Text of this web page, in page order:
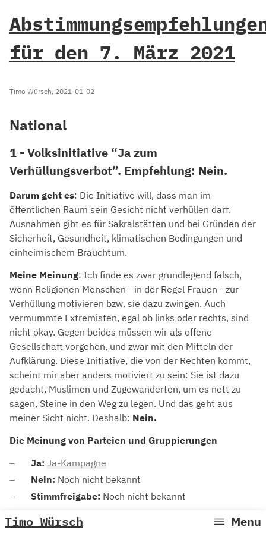
für den 7. März 2021
Timo Würsch, 2021-01-02
National
1 - Volksinitiative “Ja zum
Verhüllungsverbot”. Empfehlung: Nein.
Darum geht es: Die Initiative will, dass man im
öffentlichen Raum sein Gesicht nicht verhüllen darf.
Ausnahmen gibt es für Sakralstätten und bei Gründen der
Sicherheit, Gesundheit, klimatischen Bedingungen und
einheimischem Brauchtum.
Meine Meinung: Ich finde es zwar grundlegend falsch,
wenn Religionen Menschen - in der Regel Frauen - zur
Verhüllung motivieren bzw. sie dazu zwingen. Auch
vermummte Extremisten, egal ob links oder rechts, sind
nicht okay. Gegen beides müssen wir als offene
Gesellschaft vorgehen, und zwar mit den Mitteln der
Aufklärung. Diese Initiative, die von der Rechten kommt,
scheint mir aber anders motiviert zu sein: Sie ist dazu
gedacht, Muslimen und Zugewanderten, um es nett zu
sagen, Steine in den Weg zu legen. Und das geht aus
meiner Sicht nicht. Deshalb: Nein.
Die Meinung von Parteien und Gruppierungen
Ja: Ja-Kampagne
Nein: Noch nicht bekannt
Stimmfreigabe: Noch nicht bekannt
Weiterführende Informationen
Timo Würsch Menu